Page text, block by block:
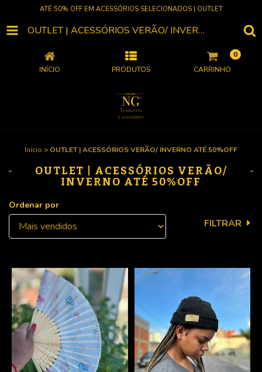
ATÉ 50% OFF EM ACESSÓRIOS SELECIONADOS | OUTLET
OUTLET | ACESSÓRIOS VERÃO/ INVERNO ATÉ 50%OFF
INÍCIO PRODUTOS CARRINHO
0
Início > OUTLET | ACESSÓRIOS VERÃO/ INVERNO ATÉ 50%OFF
OUTLET | ACESSÓRIOS VERÃO/
INVERNO ATÉ 50%OFF
Ordenar por
FILTRAR